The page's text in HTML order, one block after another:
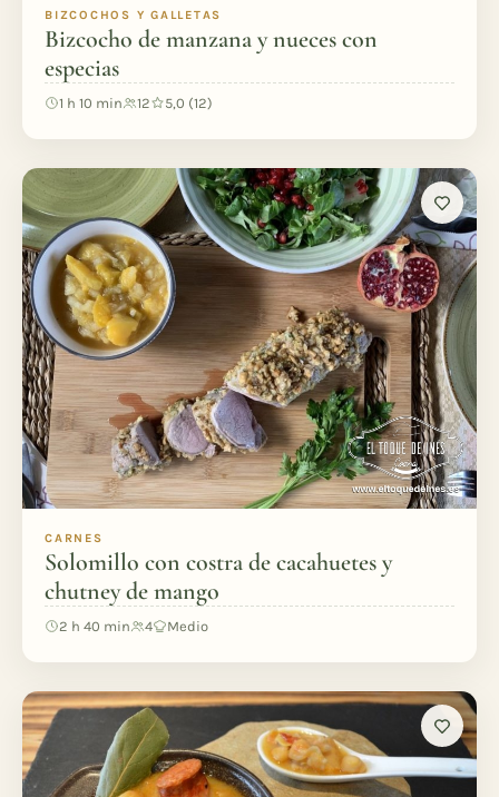
BIZCOCHOS Y GALLETAS
Bizcocho de manzana y nueces con
especias
1 h 10 min 12 5,0 (12)
CARNES
Solomillo con costra de cacahuetes y
chutney de mango
2 h 40 min 4 Medio